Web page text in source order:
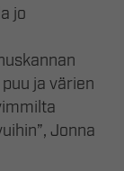
jo
ja värien
Jonna